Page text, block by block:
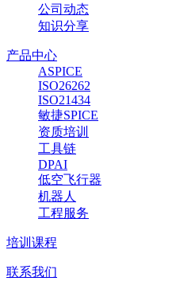
公司动态
知识分享
产品中心
ASPICE
ISO26262
ISO21434
敏捷SPICE
资质培训
工具链
DPAI
低空飞行器
机器人
工程服务
培训课程
联系我们